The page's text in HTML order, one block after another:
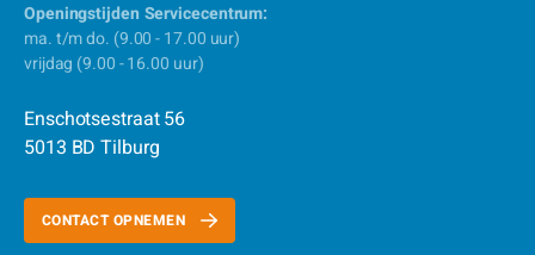
Openingstijden Servicecentrum:
ma. t/m do. (9.00 - 17.00 uur)
vrijdag (9.00 - 16.00 uur)
Enschotsestraat 56
5013 BD Tilburg
CONTACT OPNEMEN